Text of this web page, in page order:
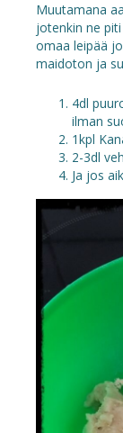
Muutamana
jotenkin ne
omaa leipää
maidoton ja
4dl
ilman
1kpl
2-3dl
Ja jos